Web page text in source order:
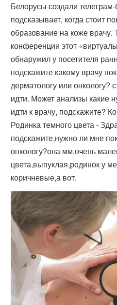
Белорусы создали
подсказывает, когда стоит
образование на коже врачу.
конференции этот
обнаружил у посетителя
подскажите какому врачу
дерматологу или онкологу?
идти. Может анализы какие
идти к врачу, подскажите?
Родинка темного цвета -
подскажите,нужно ли мне
онкологу?она мм,очень
цвета,выпуклая,родинок у
коричневые,а вот.